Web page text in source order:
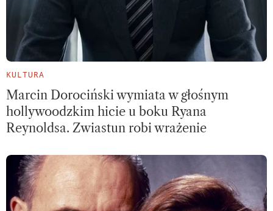
KULTURA
Marcin Dorociński wymiata w głośnym
hollywoodzkim hicie u boku Ryana
Reynoldsa. Zwiastun robi wrażenie